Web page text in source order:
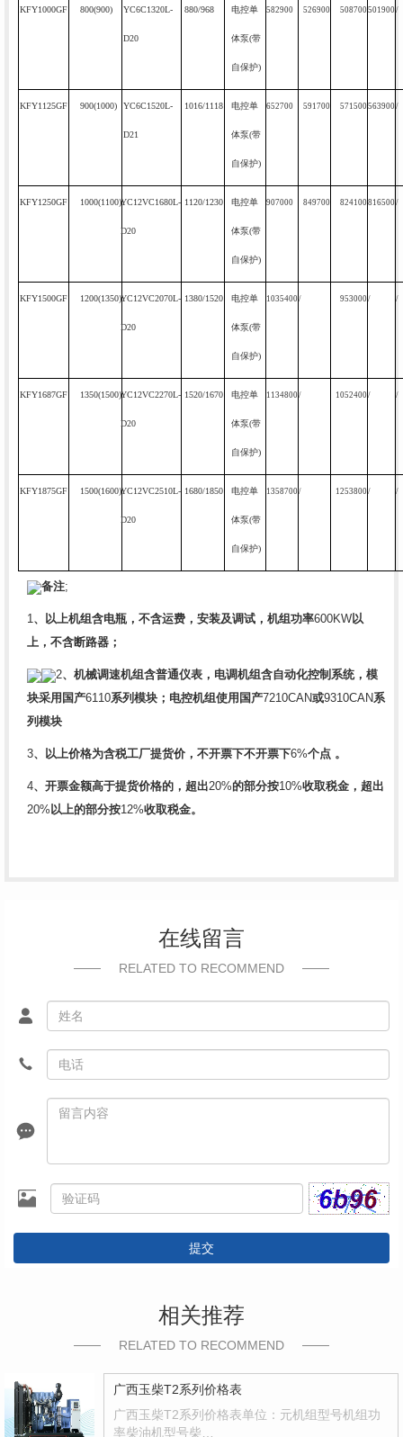
KFY1000GF 800(900) YC6C1320L-
D20
880/968 电控单
体泵(带
自保护)
582900 526900 508700501900/
KFY1125GF 900(1000) YC6C1520L-
D21
1016/1118 电控单
体泵(带
自保护)
652700 591700 571500563900/
KFY1250GF 1000(1100)YC12VC1680L-
D20
1120/1230 电控单
体泵(带
自保护)
907000 849700 824100816500/
KFY1500GF 1200(1350)YC12VC2070L-
D20
1380/1520 电控单
体泵(带
自保护)
1035400/ 953000/ /
KFY1687GF 1350(1500)YC12VC2270L-
D20
1520/1670 电控单
体泵(带
自保护)
1134800/ 1052400/ /
KFY1875GF 1500(1600)YC12VC2510L-
D20
1680/1850 电控单
体泵(带
自保护)
1358700/ 1253800/ /
备注;
1、以上机组含电瓶，不含运费，安装及调试，机组功率600KW以
上，不含断路器；
2、机械调速机组含普通仪表，电调机组含自动化控制系统，模
块采用国产6110系列模块；电控机组使用国产7210CAN或9310CAN系
列模块
3、以上价格为含税工厂提货价，不开票下不开票下6%个点 。
4、开票金额高于提货价格的，超出20%的部分按10%收取税金，超出
20%以上的部分按12%收取税金。
在线留言
RELATED TO RECOMMEND
提交
相关推荐
RELATED TO RECOMMEND
广西玉柴T2系列价格表
广西玉柴T2系列价格表单位：元机组型号机组功
率柴油机型号柴…